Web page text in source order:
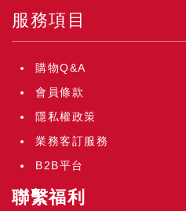
服務項目
購物Q&A
會員條款
隱私權政策
業務客訂服務
B2B平台
聯繫福利